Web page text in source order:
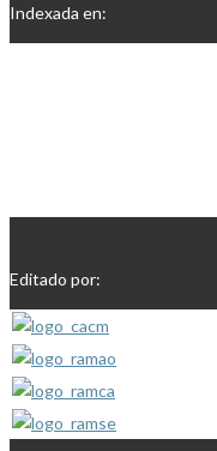
Indexada en:
Editado por: